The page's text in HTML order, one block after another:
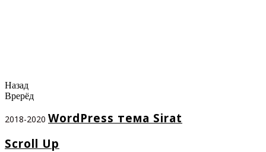
Назад
Врерёд
2018-2020 WordPress тема Sirat
Scroll Up